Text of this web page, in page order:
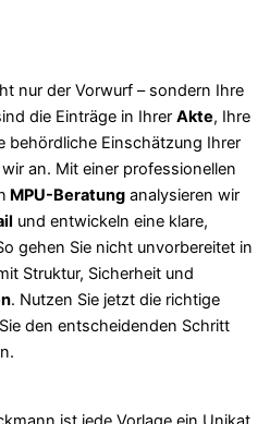
nur der Vorwurf – sondern Ihre
die Einträge in Ihrer Akte, Ihre
behördliche Einschätzung Ihrer
an. Mit einer professionellen
MPU-Beratung analysieren wir
und entwickeln eine klare,
gehen Sie nicht unvorbereitet in
Struktur, Sicherheit und
. Nutzen Sie jetzt die richtige
den entscheidenden Schritt